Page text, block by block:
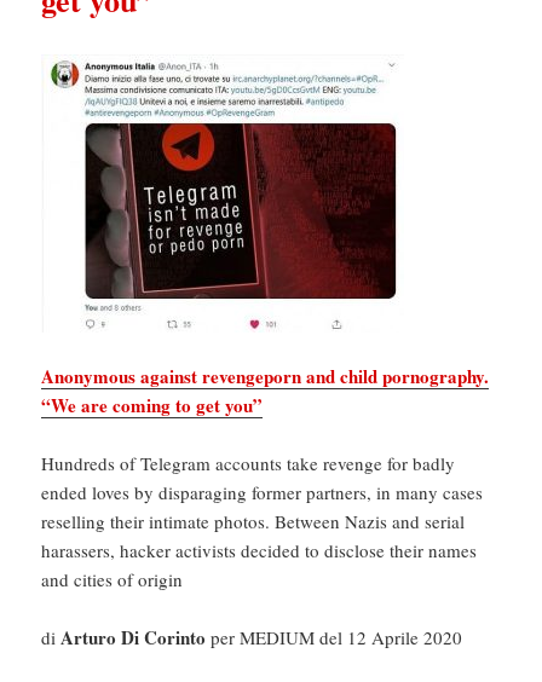
Anonymous against revengeporn and child pornography.
“We are coming to get you”
Hundreds of Telegram accounts take revenge for badly
ended loves by disparaging former partners, in many cases
reselling their intimate photos. Between Nazis and serial
harassers, hacker activists decided to disclose their names
and cities of origin
diArturo Di Corinto per MEDIUM del 12 Aprile 2020